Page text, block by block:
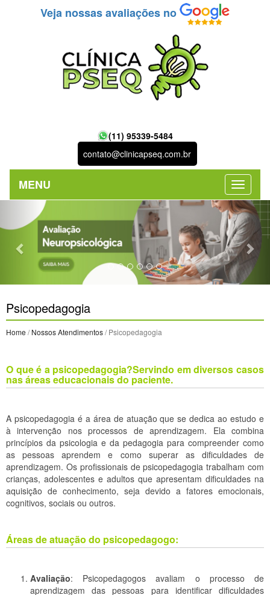
Veja nossas avaliações no
(11) 95339-5484
contato@clinicapseq.com.br
MENU
Previous
Psicopedagogia
Home /Nossos Atendimentos/ Psicopedagogia
O que é a psicopedagogia?Servindo em diversos casos
nas áreas educacionais do paciente.
A psicopedagogia é a área de atuação que se dedica ao estudo e
à intervenção nos processos de aprendizagem. Ela combina
princípios da psicologia e da pedagogia para compreender como
as pessoas aprendem e como superar as dificuldades de
aprendizagem. Os profissionais de psicopedagogia trabalham com
crianças, adolescentes e adultos que apresentam dificuldades na
aquisição de conhecimento, seja devido a fatores emocionais,
cognitivos, sociais ou outros.
Áreas de atuação do psicopedagogo:
Avaliação: Psicopedagogos avaliam o processo de
aprendizagem das pessoas para identificar dificuldades